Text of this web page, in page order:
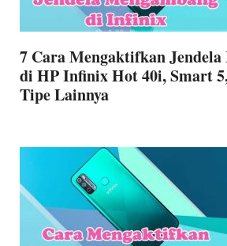
7 Cara Mengaktifkan Jendela
di HP Infinix Hot 40i, Smart
Tipe Lainnya